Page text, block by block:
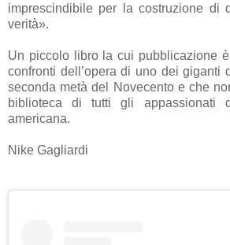
imprescindibile per la costruzione di
verità».
Un piccolo libro la cui pubblicazione è
confronti dell’opera di uno dei giganti
seconda metà del Novecento e che
biblioteca di tutti gli appassionati
americana.
Nike Gagliardi